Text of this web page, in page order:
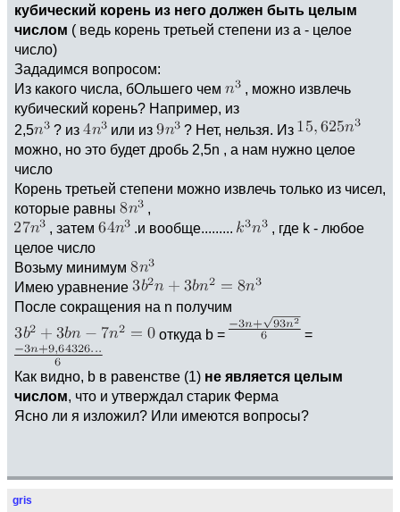
кубический корень из него должен быть целым
числом ( ведь корень третьей степени из а - целое
число)
Зададимся вопросом:
Из какого числа, бОльшего чем
, можно извлечь
кубический корень? Например, из
2,5
? из или из
? Нет, нельзя. Из
можно, но это будет дробь 2,5n , а нам нужно целое
число
Корень третьей степени можно извлечь только из чисел,
которые равны
,
, затем
.и вообще.........
, где k - любое
целое число
Возьму минимум
Имею уравнение
После сокращения на n получим
откуда b =
=
Как видно, b в равенстве (1) не является целым
числом, что и утверждал старик Ферма
Ясно ли я изложил? Или имеются вопросы?
gris